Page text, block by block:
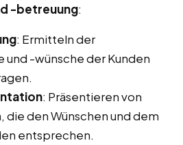
-betreuung:
: Ermitteln der
und -wünsche der Kunden
: Präsentieren von
die den Wünschen und dem
entsprechen.